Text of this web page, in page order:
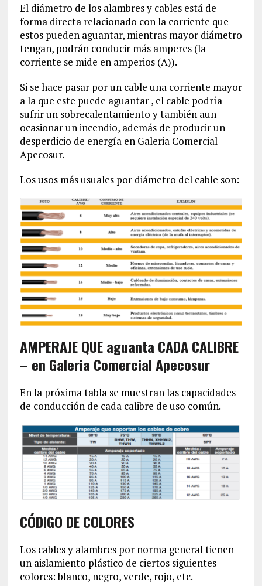
El diámetro de los alambres y cables está de
forma directa relacionado con la corriente que
estos pueden aguantar, mientras mayor diámetro
tengan, podrán conducir más amperes (la
corriente se mide en amperios (A)).
Si se hace pasar por un cable una corriente mayor
a la que este puede aguantar , el cable podría
sufrir un sobrecalentamiento y también aun
ocasionar un incendio, además de producir un
desperdicio de energía en Galeria Comercial
Apecosur.
Los usos más usuales por diámetro del cable son:
AMPERAJE QUE aguanta CADA CALIBRE
– en Galeria Comercial Apecosur
En la próxima tabla se muestran las capacidades
de conducción de cada calibre de uso común.
CÓDIGO DE COLORES
Los cables y alambres por norma general tienen
un aislamiento plástico de ciertos siguientes
colores: blanco, negro, verde, rojo, etc.